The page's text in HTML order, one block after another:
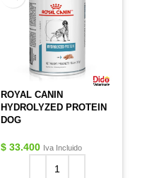
ROYAL CANIN
HYDROLYZED PROTEIN
DOG
$ 33.400 Iva Incluido